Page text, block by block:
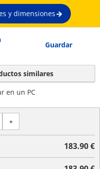
y dimensiones
Guardar
similares
en un PC
+
183.90 €